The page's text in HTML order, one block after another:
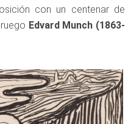
con un centenar de
Edvard Munch (1863-